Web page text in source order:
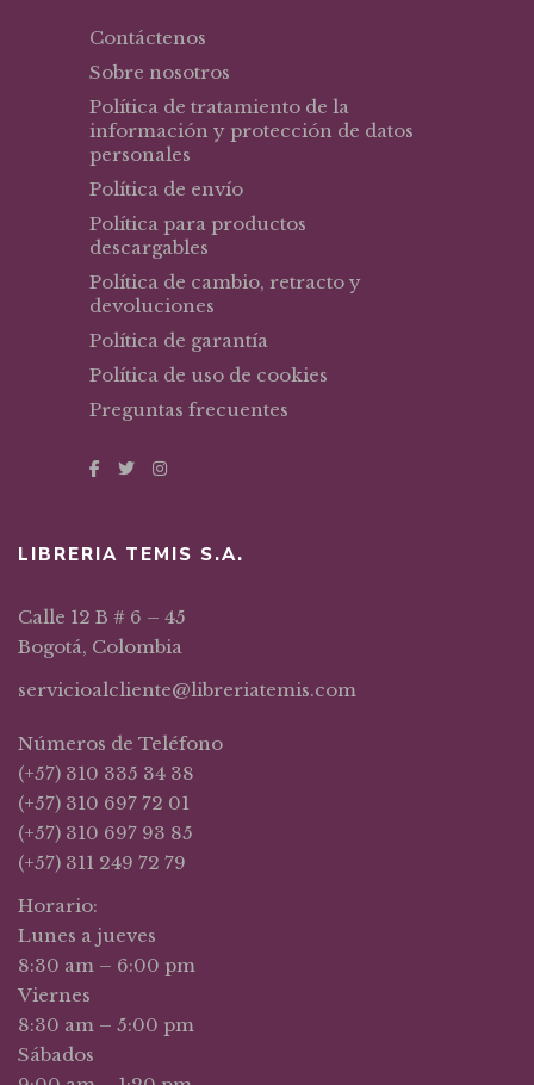
Contáctenos
Sobre nosotros
Política de tratamiento de la
información y protección de datos
personales
Política de envío
Política para productos
descargables
Política de cambio, retracto y
devoluciones
Política de garantía
Política de uso de cookies
Preguntas frecuentes
LIBRERIA TEMIS S.A.
Calle 12 B # 6 – 45
Bogotá, Colombia
servicioalcliente@libreriatemis.com
Números de Teléfono
(+57) 310 335 34 38
(+57) 310 697 72 01
(+57) 310 697 93 85
(+57) 311 249 72 79
Horario:
Lunes a jueves
8:30 am – 6:00 pm
Viernes
8:30 am – 5:00 pm
Sábados